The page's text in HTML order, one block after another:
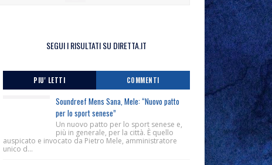
SEGUI I RISULTATI SU DIRETTA.IT
PIU' LETTI COMMENTI
Soundreef Mens Sana, Mele: “Nuovo patto
per lo sport senese”
Un nuovo patto per lo sport senese e,
più in generale, per la città. È quello
auspicato e invocato da Pietro Mele, amministratore
unico d...